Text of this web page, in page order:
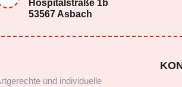
Hospitalstraße 1b
53567 Asbach
und individuelle